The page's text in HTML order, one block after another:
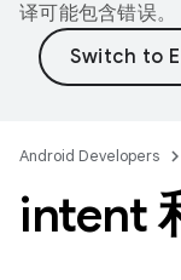
译可能包含错误。
Android Developers
intent